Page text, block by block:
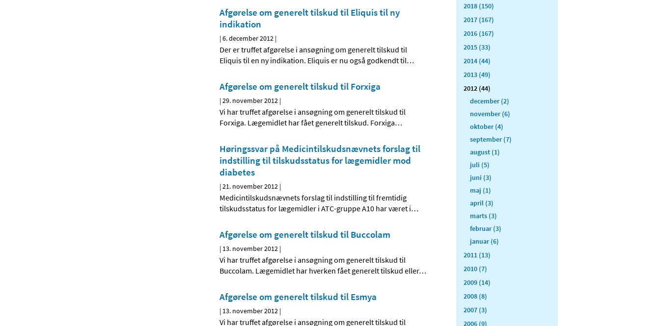
Afgørelse om generelt tilskud til Eliquis til ny
indikation
|6. december 2012 |
Der er truffet afgørelse i ansøgning om generelt tilskud til
Eliquis til en ny indikation. Eliquis er nu også godkendt til…
Afgørelse om generelt tilskud til Forxiga
|29. november 2012 |
Vi har truffet afgørelse i ansøgning om generelt tilskud til
Forxiga. Lægemidlet har fået generelt tilskud. Forxiga…
Høringssvar på Medicintilskudsnævnets forslag til
indstilling til tilskudsstatus for lægemidler mod
diabetes
|21. november 2012 |
Medicintilskudsnævnets forslag til indstilling til fremtidig
tilskudsstatus for lægemidler i ATC-gruppe A10 har været i…
Afgørelse om generelt tilskud til Buccolam
| 13. november 2012 |
Vi har truffet afgørelse i ansøgning om generelt tilskud til
Buccolam. Lægemidlet har hverken fået generelt tilskud eller…
Afgørelse om generelt tilskud til Esmya
| 13. november 2012 |
Vi har truffet afgørelse i ansøgning om generelt tilskud til
2018 (150)
2017 (167)
2016 (167)
2015 (33)
2014 (44)
2013 (49)
2012 (44)
december (2)
november (6)
oktober (4)
september (7)
august (1)
juli (5)
juni (3)
maj (1)
april (3)
marts (3)
februar (3)
januar (6)
2011 (13)
2010 (7)
2009 (14)
2008 (8)
2007 (3)
2006 (9)